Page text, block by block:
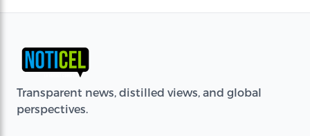
Transparent news, distilled views, and global
perspectives.